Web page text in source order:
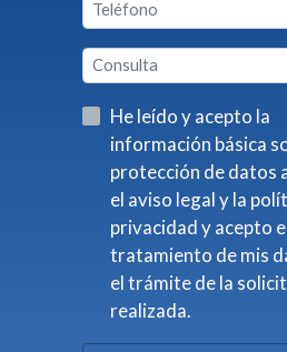
He leído y acepto la
información básica
protección de datos asi como
el aviso legal y la política de
privacidad y acepto el
tratamiento de mis
el trámite de la
realizada.